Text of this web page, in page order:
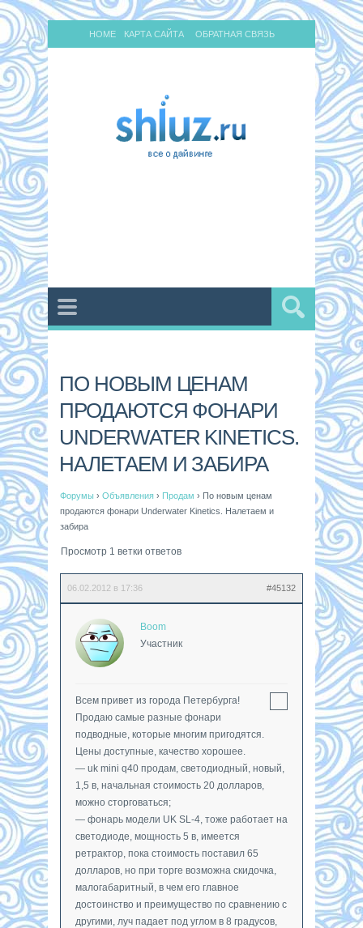
HOME КАРТА САЙТА ОБРАТНАЯ СВЯЗЬ
ПО НОВЫМ ЦЕНАМ
ПРОДАЮТСЯ ФОНАРИ
UNDERWATER KINETICS.
НАЛЕТАЕМ И ЗАБИРА
Форумы › Объявления › Продам › По новым ценам
продаются фонари Underwater Kinetics. Налетаем и
забира
Просмотр 1 ветки ответов
06.02.2012 в 17:36 #45132
Boom
Участник
Всем привет из города Петербурга!
Продаю самые разные фонари
подводные, которые многим пригодятся.
Цены доступные, качество хорошее.
— uk mini q40 продам, светодиодный, новый,
1,5 в, начальная стоимость 20 долларов,
можно сторговаться;
— фонарь модели UK SL-4, тоже работает на
светодиоде, мощность 5 в, имеется
ретрактор, пока стоимость поставил 65
долларов, но при торге возможна скидочка,
малогабаритный, в чем его главное
достоинство и преимущество по сравнению с
другими, луч падает под углом в 8 градусов,